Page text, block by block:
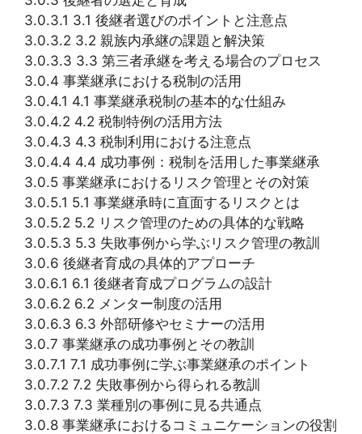
3.0.3.1 3.1 後継者選びのポイントと注意点
3.0.3.2 3.2 親族内承継の課題と解決策
3.0.3.3 3.3 第三者承継を考える場合のプロセス
3.0.4 事業継承における税制の活用
3.0.4.1 4.1 事業継承税制の基本的な仕組み
3.0.4.2 4.2 税制特例の活用方法
3.0.4.3 4.3 税制利用における注意点
3.0.4.4 4.4 成功事例：税制を活用した事業継承
3.0.5 事業継承におけるリスク管理とその対策
3.0.5.1 5.1 事業継承時に直面するリスクとは
3.0.5.2 5.2 リスク管理のための具体的な戦略
3.0.5.3 5.3 失敗事例から学ぶリスク管理の教訓
3.0.6 後継者育成の具体的アプローチ
3.0.6.1 6.1 後継者育成プログラムの設計
3.0.6.2 6.2 メンター制度の活用
3.0.6.3 6.3 外部研修やセミナーの活用
3.0.7 事業継承の成功事例とその教訓
3.0.7.1 7.1 成功事例に学ぶ事業継承のポイント
3.0.7.2 7.2 失敗事例から得られる教訓
3.0.7.3 7.3 業種別の事例に見る共通点
3.0.8 事業継承におけるコミュニケーションの役割